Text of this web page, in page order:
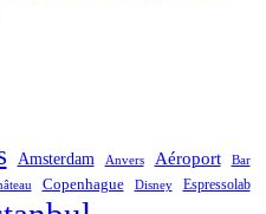
Amsterdam Anvers Aéroport Bar
Copenhague Disney Espressolab